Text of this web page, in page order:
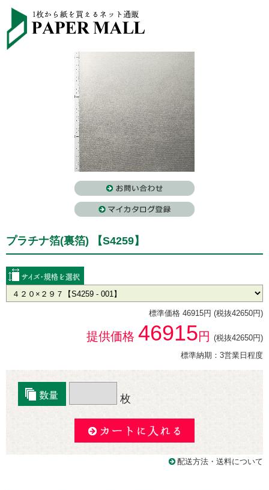
プラチナ箔(裏箔) 【S4259】
標準価格 46915円 (税抜42650円)
提供価格 46915円 (税抜42650円)
標準納期：3営業日程度
枚
配送方法・送料について